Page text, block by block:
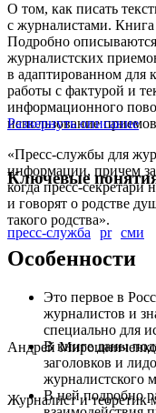
О том, как писать
с журналистами. Книга
Подробно
журналистских
в адаптированном для
работы с фактурой и
информационного
использование
«Пресс-службы для
информации, причем
когда пресс-секретари
и говорят о родстве
такого родства».
Особенности
Это первое в
журналистов и
специально для
В книге даны
заголовков и
журналистского
В ней подробно
Развернуть описание
Ключевые
пресс-служба pr сми
Андрей Мирошниченко
Журналист и теоретик